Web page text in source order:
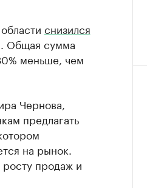
снизился
Общая сумма
меньше, чем
Чернова,
предлагать
на рынок.
продаж и